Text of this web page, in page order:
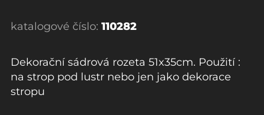
katalogové číslo: 110282
Dekorační sádrová rozeta 51x35cm. Použití :
na strop pod lustr nebo jen jako dekorace
stropu